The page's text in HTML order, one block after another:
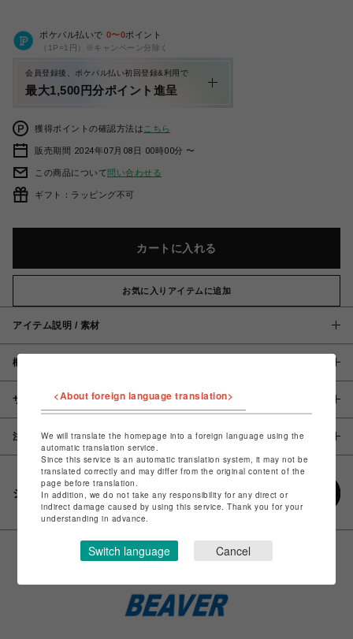
ポケパル払いで 0〜0ポイント
（1P=1円）※キャンペーン分除く
会員登録後、ポケパル払い初回登録&利用で
最大1,500円分ポイント進呈
獲得ポイントの確認方法は こちら
販売期間 2024年07月08日 00時00分 〜
この商品について問い合わせる
ギフト：ラッピング不可
カートに入れる
お気に入りアイテムに追加
アイテム説明 / 素材
概要
サイズ
注意事項
シェアする
<About foreign language translation>
We will translate the homepage into a foreign language using the
automatic translation service.
Since this service is an automatic translation system, it may not be
translated correctly and may differ from the original content of the
page before translation.
In addition, we do not take any responsibility for any direct or
indirect damage caused by using this service. Thank you for your
understanding in advance.
Switch language Cancel